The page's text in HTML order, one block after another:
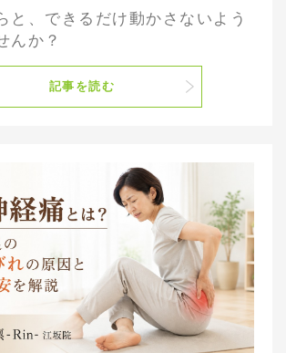
と、できるだけ動かさないよう
んか？
記事を読む